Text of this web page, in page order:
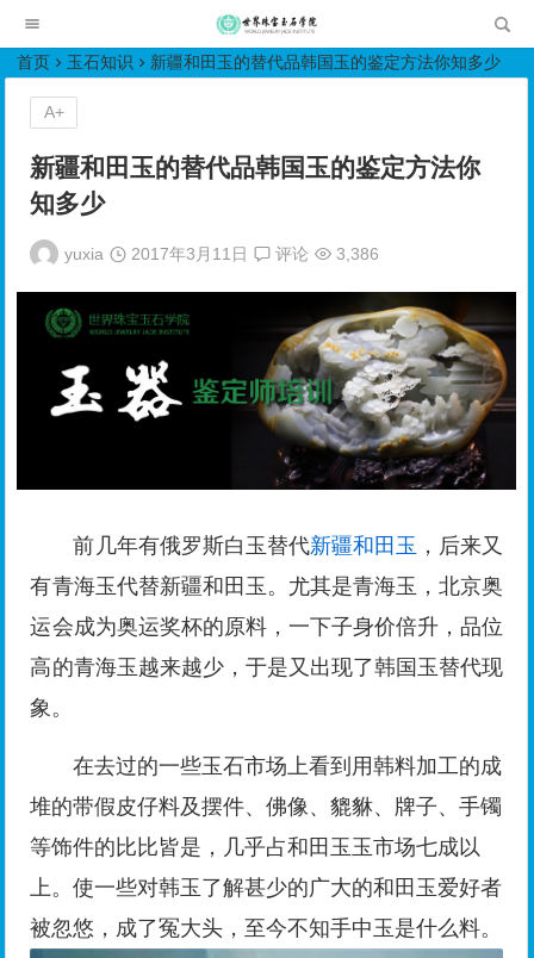
首页 玉石知识 新疆和田玉的替代品韩国玉的鉴定方法你知多少
新疆和田玉的替代品韩国玉的鉴定方法你
知多少
yuxia 2017年3月11日 评论 3,386
前几年有俄罗斯白玉替代新疆和田玉 ，后来又
有青海玉代替新疆和田玉。尤其是青海玉，北京奥
运会成为奥运奖杯的原料，一下子身价倍升，品位
高的青海玉越来越少，于是又出现了韩国玉替代现
象。
在去过的一些玉石市场上看到用韩料加工的成
堆的带假皮仔料及摆件、佛像、貔貅、牌子、手镯
等饰件的比比皆是，几乎占和田玉玉市场七成以
上。使一些对韩玉了解甚少的广大的和田玉爱好者
被忽悠，成了冤大头，至今不知手中玉是什么料。
A+